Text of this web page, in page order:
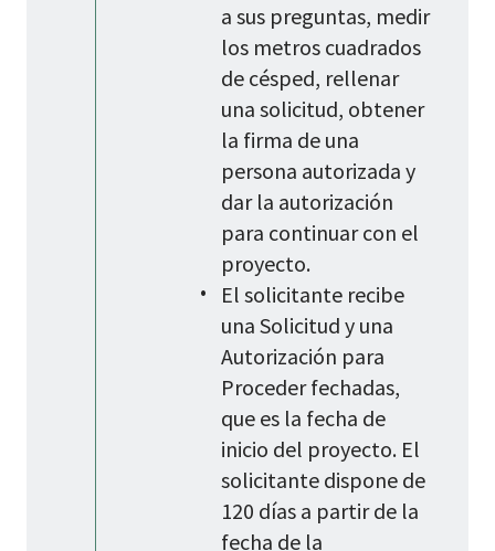
a sus preguntas, medir
los metros cuadrados
de césped, rellenar
una solicitud, obtener
la firma de una
persona autorizada y
dar la autorización
para continuar con el
proyecto.
El solicitante recibe
una Solicitud y una
Autorización para
Proceder fechadas,
que es la fecha de
inicio del proyecto. El
solicitante dispone de
120 días a partir de la
fecha de la